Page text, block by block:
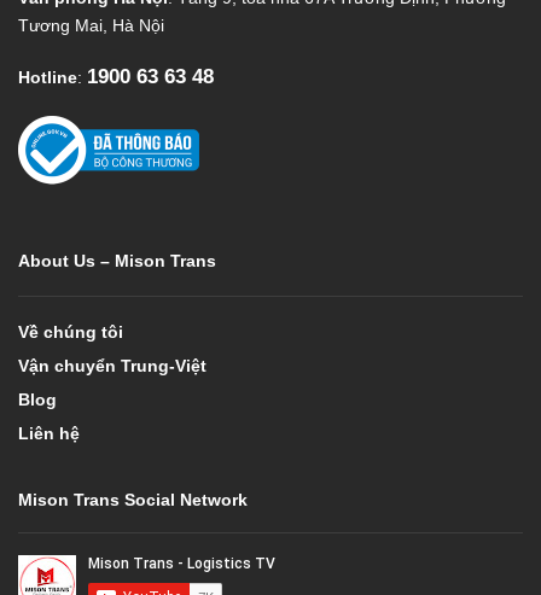
Tương Mai, Hà Nội
Hotline: 1900 63 63 48
About Us – Mison Trans
Về chúng tôi
Vận chuyển Trung-Việt
Blog
Liên hệ
Mison Trans Social Network